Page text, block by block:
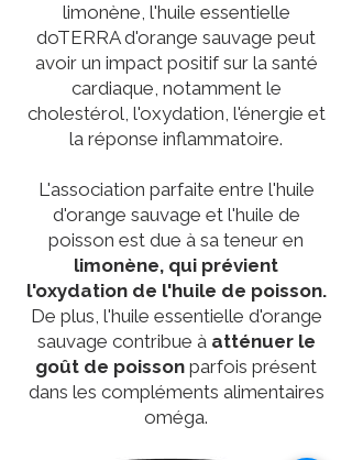
limonène, l'huile essentielle
doTERRA d'orange sauvage peut
avoir un impact positif sur la santé
cardiaque, notamment le
cholestérol, l'oxydation, l'énergie et
la réponse inflammatoire.
L'association parfaite entre l'huile
d'orange sauvage et l'huile de
poisson est due à sa teneur en
limonène, qui prévient
l'oxydation de l'huile de poisson.
De plus, l'huile essentielle d'orange
sauvage contribue à atténuer le
goût de poisson parfois présent
dans les compléments alimentaires
oméga.